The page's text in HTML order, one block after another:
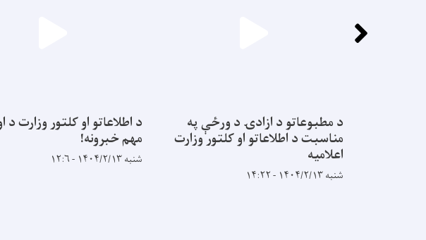
د مطبوعاتو د ازادۍ د ورځې په
مناسبت د اطلاعاتو او کلتور وزارت
اعلاميه
شنبه ۱۴۰۴/۲/۱۳ - ۱۴:۲۲
د اطلاعاتو او کلتور وزارت د
مهم خبرونه!
شنبه ۱۴۰۴/۲/۱۳ - ۱۲:۶